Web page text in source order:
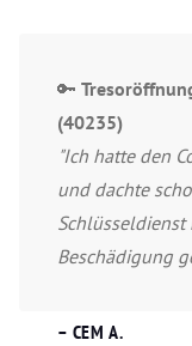
🔑
(40235)
"Ich hatte den
und dachte
Beschädigung
– CEM A.